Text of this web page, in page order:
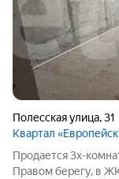
Полесская улица,31
Квартал
Продается 3х-
Правом берегу, в